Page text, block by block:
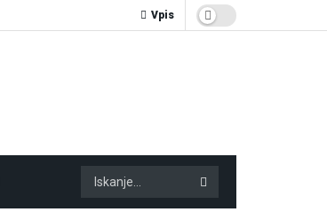
Vpis